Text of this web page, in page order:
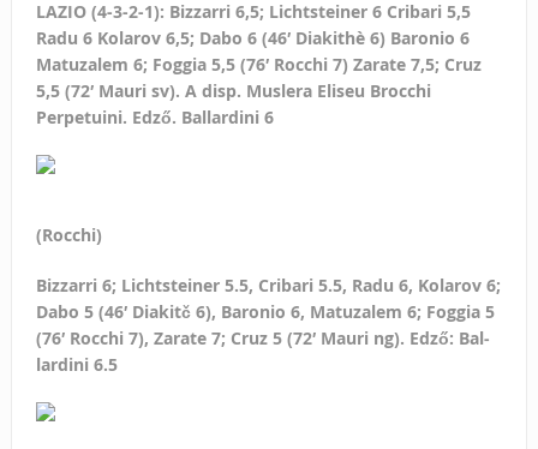
LAZIO (4-3-2-1): Bizzarri 6,5; Li­chtsteiner 6 Cribari 5,5
Radu 6 Kolarov 6,5; Dabo 6 (46′ Dia­kithè 6) Baronio 6
Matuzalem 6; Foggia 5,5 (76′ Rocchi 7) Za­rate 7,5; Cruz
5,5 (72′ Mauri sv). A disp. Muslera Eliseu Broc­chi
Perpetuini. Edző. Ballardini 6
(Rocchi)
Bizzarri 6; Li­chtsteiner 5.5, Cribari 5.5, Ra­du 6, Kolarov 6;
Dabo 5 (46′ Diakitč 6), Baronio 6, Matuza­lem 6; Foggia 5
(76′ Rocchi 7), Zarate 7; Cruz 5 (72′ Mau­ri ng). Edző: Bal­
lardini 6.5